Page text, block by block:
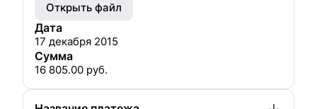
Открыть файл
Дата
17 декабря 2015
Сумма
16 805.00 руб.